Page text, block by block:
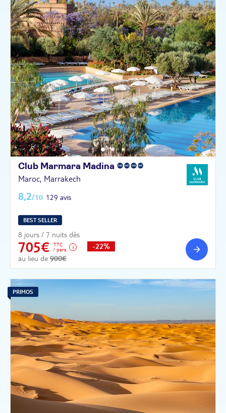
Club Marmara Madina
Maroc, Marrakech
8,2/10 129 avis
BEST SELLER
8 jours / 7 nuits dès
705€
TTC
/ pers.
au lieu de 900€
-22%
PRIMOS